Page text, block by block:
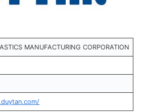
MANUFACTURING CORPORATION